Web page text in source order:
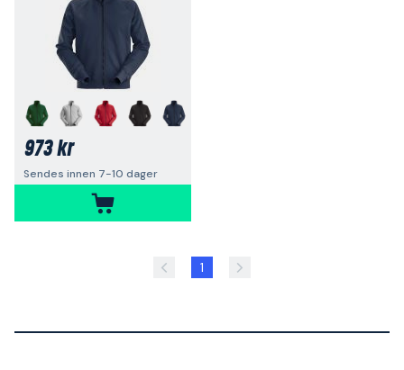
973 kr
Sendes innen 7-10 dager
1